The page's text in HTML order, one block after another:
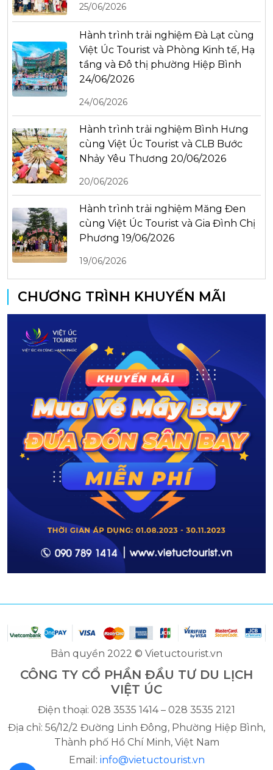
25/06/2026
Hành trình trải nghiệm Đà Lạt cùng
Việt Úc Tourist và Phòng Kinh tế, Hạ
tầng và Đô thị phường Hiệp Bình
24/06/2026
24/06/2026
Hành trình trải nghiệm Bình Hưng
cùng Việt Úc Tourist và CLB Bước
Nhảy Yêu Thương 20/06/2026
20/06/2026
Hành trình trải nghiệm Măng Đen
cùng Việt Úc Tourist và Gia Đình Chị
Phương 19/06/2026
19/06/2026
CHƯƠNG TRÌNH KHUYẾN MÃI
Bản quyền 2022 © Vietuctourist.vn
CÔNG TY CỔ PHẦN ĐẦU TƯ DU LỊCH
VIỆT ÚC
Điện thoại: 028 3535 1414 – 028 3535 2121
Địa chỉ: 56/12/2 Đường Linh Đông, Phường Hiệp Bình,
Thành phố Hồ Chí Minh, Việt Nam
Email: info@vietuctourist.vn